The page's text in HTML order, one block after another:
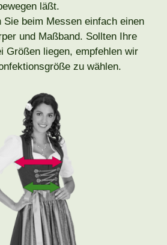
läßt.
Sie beim Messen einfach einen
und Maßband. Sollten Ihre
Größen liegen, empfehlen wir
zu wählen.